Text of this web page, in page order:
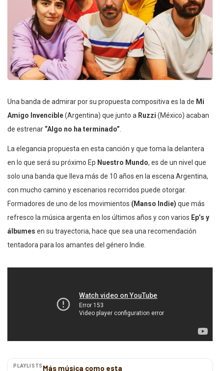
Una banda de admirar por su propuesta compositiva es la de Mi
Amigo Invencible(Argentina) que junto a Ruzzi (México) acaban
de estrenar “Algo no ha terminado”
La elegancia propuesta en esta canción y que toma la delantera
en lo que será su próximo Ep Nuestro Mundo, es de un nivel que
solo una banda que lleva más de 10 años en la escena Argentina,
con mucho camino y escenarios recorridos puede otorgar.
Formadores de uno de los movimientos (Manso Indie) que más
refresco la música argenta en los últimos años y con varios Ep’s y
álbumes en su trayectoria, hace que sea una recomendación
tentadora para los amantes del género Indie.
PLAYLISTS Más música como esta